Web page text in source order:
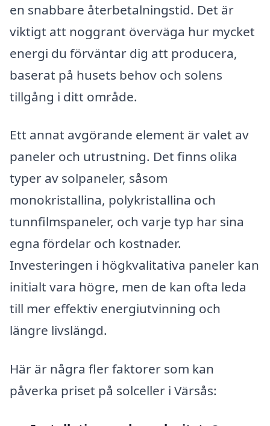
en snabbare återbetalningstid. Det är
viktigt att noggrant överväga hur mycket
energi du förväntar dig att producera,
baserat på husets behov och solens
tillgång i ditt område.
Ett annat avgörande element är valet av
paneler och utrustning. Det finns olika
typer av solpaneler, såsom
monokristallina, polykristallina och
tunnfilmspaneler, och varje typ har sina
egna fördelar och kostnader.
Investeringen i högkvalitativa paneler kan
initialt vara högre, men de kan ofta leda
till mer effektiv energiutvinning och
längre livslängd.
Här är några fler faktorer som kan
påverka priset på solceller i Värsås: